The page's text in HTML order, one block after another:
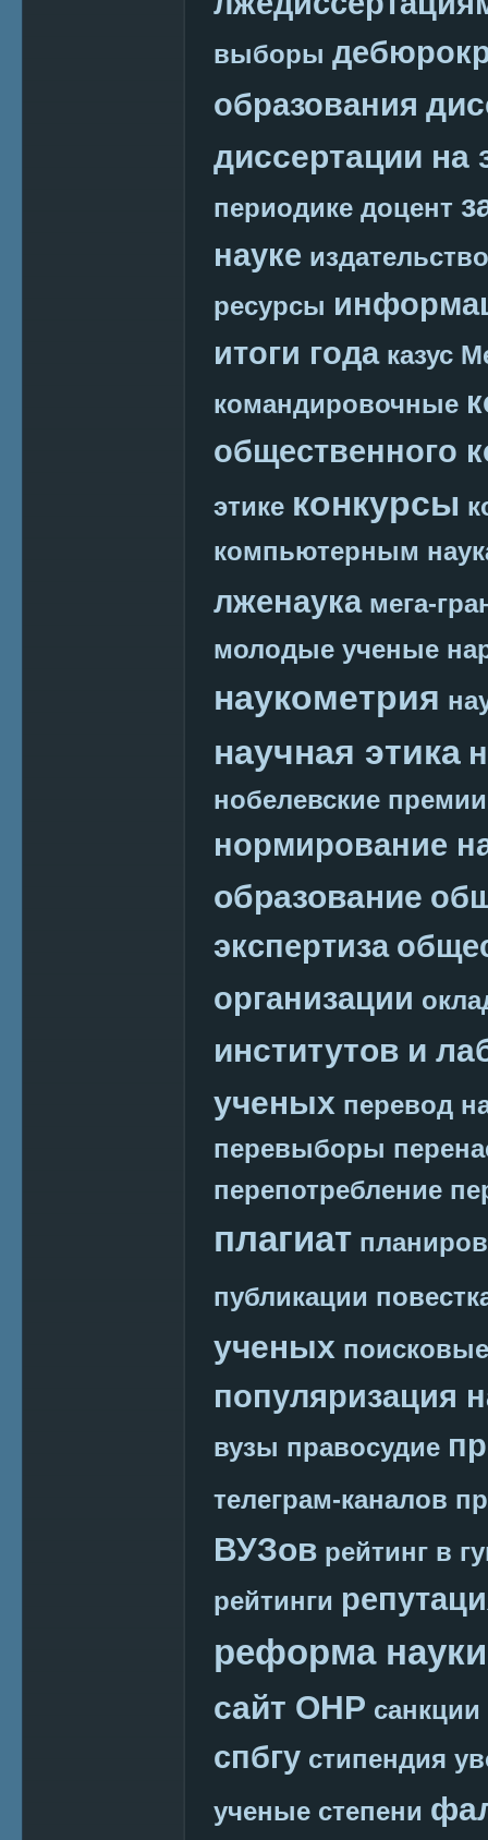
выборы
образования
диссертации на
периодике доцент
науке издательство
ресурсы
итоги года казус
командировочные
общественного
этике конкурсы
компьютерным
лженаука мега-
молодые ученые
наукометрия
научная этика
нобелевские премии
нормирование
образование
экспертиза
организации
институтов и
ученых перевод
перевыборы
перепотребление
плагиат
публикации
ученых
популяризация
вузы правосудие
телеграм-каналов
ВУЗов рейтинг в
рейтинги
реформа науки
сайт ОНР санкции
спбгу стипендия
ученые степени